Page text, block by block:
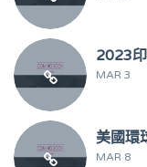
2023
MAR 3
美國環
MAR 8